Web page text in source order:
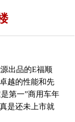
出品的E福顺
越的性能和先
第一”商用车年
是还未上市就